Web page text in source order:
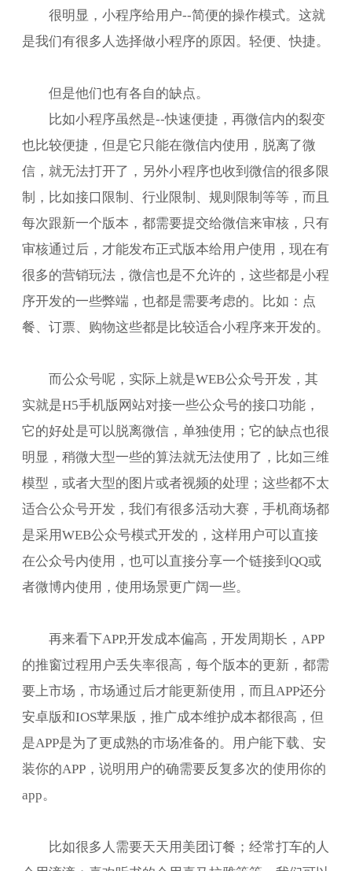
很明显，小程序给用户--简便的操作模式。这就
是我们有很多人选择做小程序的原因。轻便、快捷。
但是他们也有各自的缺点。
比如小程序虽然是--快速便捷，再微信内的裂变
也比较便捷，但是它只能在微信内使用，脱离了微
信，就无法打开了，另外小程序也收到微信的很多限
制，比如接口限制、行业限制、规则限制等等，而且
每次跟新一个版本，都需要提交给微信来审核，只有
审核通过后，才能发布正式版本给用户使用，现在有
很多的营销玩法，微信也是不允许的，这些都是小程
序开发的一些弊端，也都是需要考虑的。比如：点
餐、订票、购物这些都是比较适合小程序来开发的。
而公众号呢，实际上就是WEB公众号开发，其
实就是H5手机版网站对接一些公众号的接口功能，
它的好处是可以脱离微信，单独使用；它的缺点也很
明显，稍微大型一些的算法就无法使用了，比如三维
模型，或者大型的图片或者视频的处理；这些都不太
适合公众号开发，我们有很多活动大赛，手机商场都
是采用WEB公众号模式开发的，这样用户可以直接
在公众号内使用，也可以直接分享一个链接到QQ或
者微博内使用，使用场景更广阔一些。
再来看下APP,开发成本偏高，开发周期长，APP
的推窗过程用户丢失率很高，每个版本的更新，都需
要上市场，市场通过后才能更新使用，而且APP还分
安卓版和IOS苹果版，推广成本维护成本都很高，但
是APP是为了更成熟的市场准备的。用户能下载、安
装你的APP，说明用户的确需要反复多次的使用你的
app。
比如很多人需要天天用美团订餐；经常打车的人